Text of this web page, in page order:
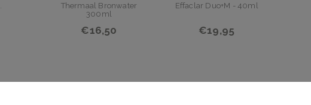
Thermaal Bronwater
300ml
€16,50
Effaclar Duo+M - 40ml
€19,95